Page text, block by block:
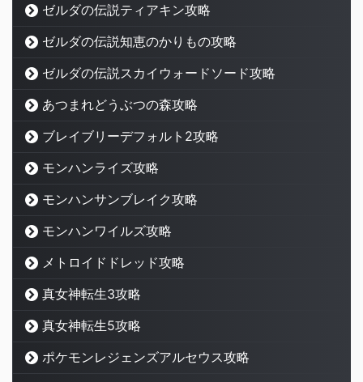
ゼルダの伝説ティアキン攻略
ゼルダの伝説知恵のかりもの攻略
ゼルダの伝説スカイウォードソード攻略
あつまれどうぶつの森攻略
ブレイブリーデフォルト2攻略
モンハンライズ攻略
モンハンサンブレイク攻略
モンハンワイルズ攻略
メトロイドドレッド攻略
真女神転生3攻略
真女神転生5攻略
ポケモンレジェンズアルセウス攻略